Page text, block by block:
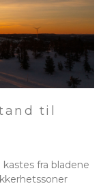
til
fra bladene